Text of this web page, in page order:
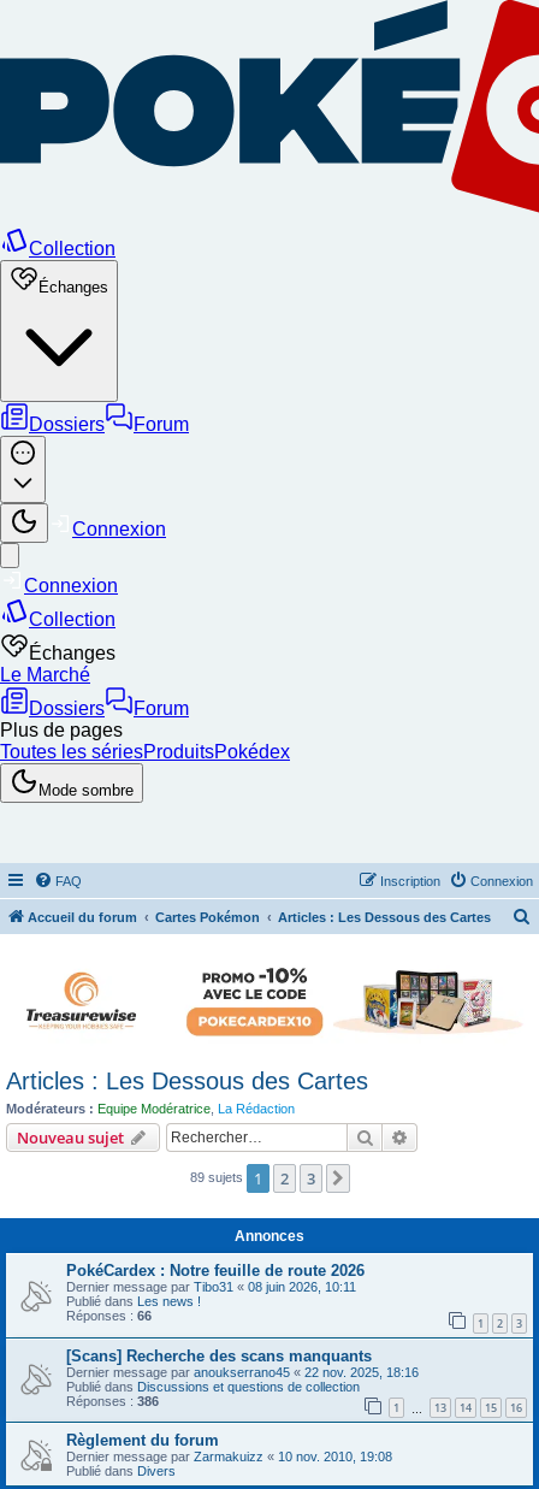
FAQ Connexion
Inscription
Accueil du forum Cartes Pokémon Articles : Les Dessous des Cartes
Articles : Les Dessous des Cartes
Modérateurs : Equipe Modératrice La Rédaction
Nouveau sujet Rechercher
89 sujets 1 2 3
Annonces
PokéCardex : Notre feuille de route 2026
Dernier message par Tibo31 « 08 juin 2026, 10:11
Publié dans Les news !
Réponses : 66 1 2 3
[Scans] Recherche des scans manquants
Dernier message par anoukserrano45 « 22 nov. 2025, 18:16
Publié dans Discussions et questions de collection
Réponses : 386 1 13 14 15 16
Règlement du forum
Dernier message par Zarmakuizz « 10 nov. 2010, 19:08
Publié dans Divers